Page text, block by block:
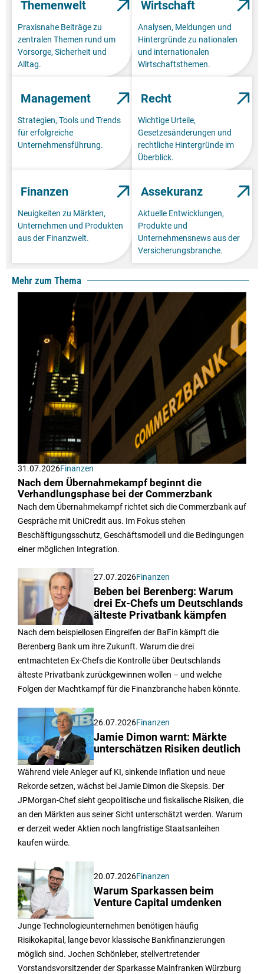
Themenwelt
Praxisnahe Beiträge zu
zentralen Themen rund um
Vorsorge, Sicherheit und
Alltag.
Wirtschaft
Analysen, Meldungen und
Hintergründe zu nationalen
und internationalen
Wirtschaftsthemen.
Management
Strategien, Tools und Trends
für erfolgreiche
Unternehmensführung.
Recht
Wichtige Urteile,
Gesetzesänderungen und
rechtliche Hintergründe im
Überblick.
Finanzen
Neuigkeiten zu Märkten,
Unternehmen und Produkten
aus der Finanzwelt.
Assekuranz
Aktuelle Entwicklungen,
Produkte und
Unternehmensnews aus der
Versicherungsbranche.
Mehr zum Thema
31.07.2026Finanzen
Nach dem Übernahmekampf beginnt die
Verhandlungsphase bei der Commerzbank
Nach dem Übernahmekampf richtet sich die Commerzbank auf
Gespräche mit UniCredit aus. Im Fokus stehen
Beschäftigungsschutz, Geschäftsmodell und die Bedingungen
einer möglichen Integration.
27.07.2026Finanzen
Beben bei Berenberg: Warum
drei Ex-Chefs um Deutschlands
älteste Privatbank kämpfen
Nach dem beispiellosen Eingreifen der BaFin kämpft die
Berenberg Bank um ihre Zukunft. Warum die drei
entmachteten Ex-Chefs die Kontrolle über Deutschlands
älteste Privatbank zurückgewinnen wollen – und welche
Folgen der Machtkampf für die Finanzbranche haben könnte.
26.07.2026Finanzen
Jamie Dimon warnt: Märkte
unterschätzen Risiken deutlich
Während viele Anleger auf KI, sinkende Inflation und neue
Rekorde setzen, wächst bei Jamie Dimon die Skepsis. Der
JPMorgan-Chef sieht geopolitische und fiskalische Risiken, die
an den Märkten aus seiner Sicht unterschätzt werden. Warum
er derzeit weder Aktien noch langfristige Staatsanleihen
kaufen würde.
20.07.2026Finanzen
Warum Sparkassen beim
Venture Capital umdenken
Junge Technologieunternehmen benötigen häufig
Risikokapital, lange bevor klassische Bankfinanzierungen
möglich sind. Jochen Schönleber, stellvertretender
Vorstandsvorsitzender der Sparkasse Mainfranken Würzburg